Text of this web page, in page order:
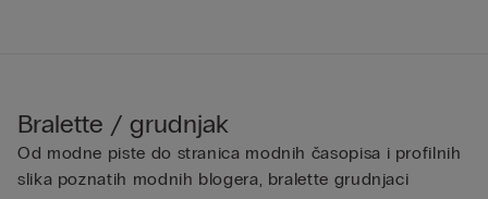
Bralette / grudnjak
Od modne piste do stranica modnih časopisa i profilnih
slika poznatih modnih blogera, bralette grudnjaci